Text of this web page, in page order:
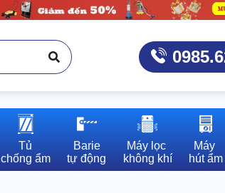
Tủ
chống ẩm
Barie
tự động
Máy lọc
không khí
Máy
hút ẩm